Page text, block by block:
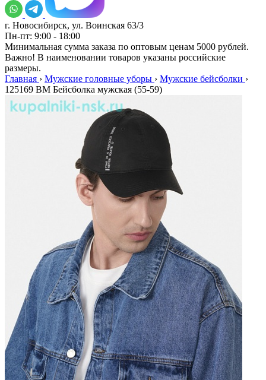
г. Новосибирск, ул. Воинская 63/3
Пн-пт: 9:00 - 18:00
Минимальная сумма заказа по оптовым ценам 5000 рублей.
Важно! В наименовании товаров указаны российские
размеры.
Главная › Мужские головные уборы › Мужские бейсболки ›
125169 BM Бейсболка мужская (55-59)